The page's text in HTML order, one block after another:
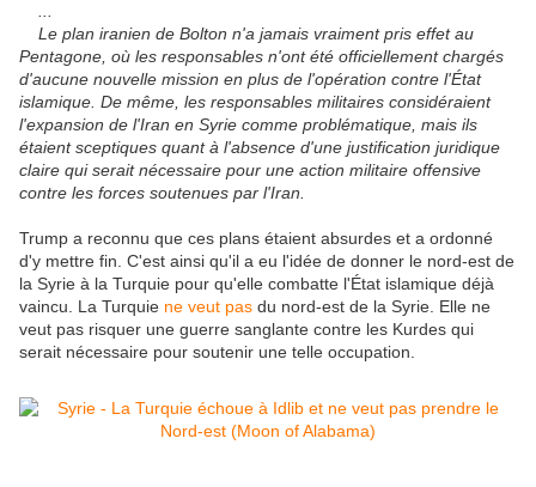
Le plan iranien de Bolton n'a jamais vraiment pris effet au
Pentagone, où les responsables n'ont été officiellement chargés
d'aucune nouvelle mission en plus de l'opération contre l'État
islamique. De même, les responsables militaires considéraient
l'expansion de l'Iran en Syrie comme problématique, mais ils
étaient sceptiques quant à l'absence d'une justification juridique
claire qui serait nécessaire pour une action militaire offensive
contre les forces soutenues par l'Iran.
Trump a reconnu que ces plans étaient absurdes et a ordonné
d'y mettre fin. C'est ainsi qu'il a eu l'idée de donner le nord-est de
la Syrie à la Turquie pour qu'elle combatte l'État islamique déjà
vaincu. La Turquie ne veut pas du nord-est de la Syrie. Elle ne
veut pas risquer une guerre sanglante contre les Kurdes qui
serait nécessaire pour soutenir une telle occupation.